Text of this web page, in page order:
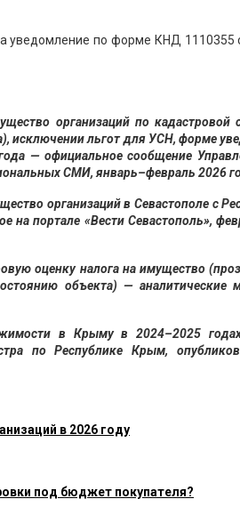
а уведомление по форме КНД 1110355
организаций по кадастровой
исключении льгот для УСН, форме
— официальное сообщение
СМИ, январь–февраль 2026
организаций в Севастополе с
портале «Вести Севастополь»,
оценку налога на имущество
объекта) — аналитические
в Крыму в 2024–2025
по Республике Крым,
в 2026 году
под бюджет покупателя?